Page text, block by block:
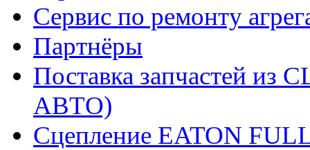
Сервис по ремонту
Партнёры
Поставка запчастей
АВТО)
Сцепление EATON